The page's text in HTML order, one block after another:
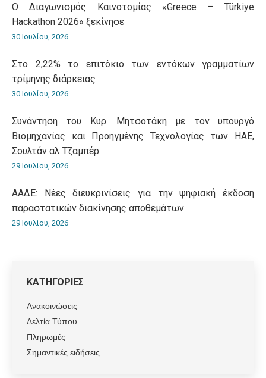
O Διαγωνισμός Καινοτομίας «Greece – Türkiye
Hackathon 2026» ξεκίνησε
30 Ιουλίου, 2026
Στο 2,22% το επιτόκιο των εντόκων γραμματίων
τρίμηνης διάρκειας
30 Ιουλίου, 2026
Συνάντηση του Κυρ. Μητσοτάκη με τον υπουργό
Βιομηχανίας και Προηγμένης Τεχνολογίας των ΗΑΕ,
Σουλτάν αλ Τζαμπέρ
29 Ιουλίου, 2026
ΑΑΔΕ: Νέες διευκρινίσεις για την ψηφιακή έκδοση
παραστατικών διακίνησης αποθεμάτων
29 Ιουλίου, 2026
ΚΑΤΗΓΟΡΙΕΣ
Ανακοινώσεις
Δελτία Τύπου
Πληρωμές
Σημαντικές ειδήσεις